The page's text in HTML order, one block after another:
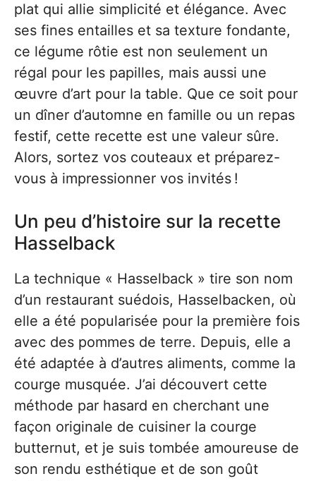
plat qui allie simplicité et élégance. Avec
ses fines entailles et sa texture fondante,
ce légume rôtie est non seulement un
régal pour les papilles, mais aussi une
œuvre d’art pour la table. Que ce soit pour
un dîner d’automne en famille ou un repas
festif, cette recette est une valeur sûre.
Alors, sortez vos couteaux et préparez-
vous à impressionner vos invités !
Un peu d’histoire sur la recette
Hasselback
La technique « Hasselback » tire son nom
d’un restaurant suédois, Hasselbacken, où
elle a été popularisée pour la première fois
avec des pommes de terre. Depuis, elle a
été adaptée à d’autres aliments, comme la
courge musquée. J’ai découvert cette
méthode par hasard en cherchant une
façon originale de cuisiner la courge
butternut, et je suis tombée amoureuse de
son rendu esthétique et de son goût